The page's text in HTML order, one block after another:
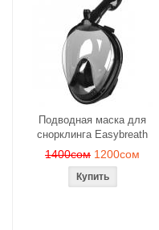
Подводная маска для
снорклинга Easybreath
1400сом 1200сом